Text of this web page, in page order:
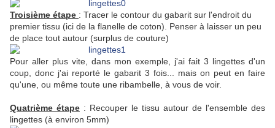
Troisième étape : Tracer le contour du gabarit sur l'endroit du
premier tissu (ici de la flanelle de coton). Penser à laisser un peu
de place tout autour (surplus de couture)
Pour aller plus vite, dans mon exemple, j'ai fait 3 lingettes d'un
coup, donc j'ai reporté le gabarit 3 fois... mais on peut en faire
qu'une, ou même toute une ribambelle, à vous de voir.
Quatrième étape : Recouper le tissu autour de l'ensemble des
lingettes (à environ 5mm)